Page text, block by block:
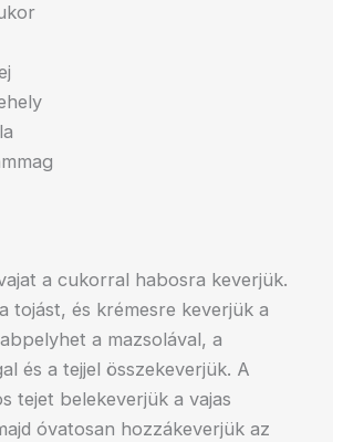
a cukorral habosra keverjük.
tojást, és krémesre keverjük a
a mazsolával, a
és a tejjel összekeverjük. A
tejet belekeverjük a vajas
óvatosan hozzákeverjük az